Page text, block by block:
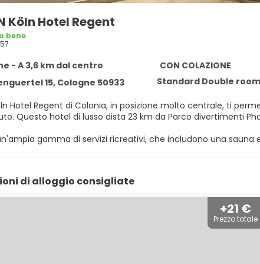
Köln Hotel Regent
bene
- A 3,6 km dal centro
CON COLAZIONE
15, Cologne 50933
Standard Double
Hotel Regent di Colonia, in posizione molto centrale, ti
minuti di auto. Questo hotel di lusso dista 23 km da Parco
gamma di servizi ricreativi, che includono una
delle 178 camere della struttura, complete di frigorifero e
da letto di alta qualità. La connessione Internet
la TV con canali via satellite è l'ideale per concedersi
di alloggio consigliate
+21 €
Prezzo totale